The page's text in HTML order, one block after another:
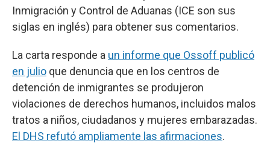
Inmigración y Control de Aduanas (ICE son sus
siglas en inglés) para obtener sus comentarios.
La carta responde a un informe que Ossoff publicó
en julio que denuncia que en los centros de
detención de inmigrantes se produjeron
violaciones de derechos humanos, incluidos malos
tratos a niños, ciudadanos y mujeres embarazadas.
El DHS refutó ampliamente las afirmaciones.